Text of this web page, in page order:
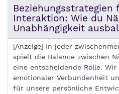
Beziehungsstrategien
Interaktion: Wie du
Unabhängigkeit
[Anzeige] In jeder
spielt die Balance zwischen
eine entscheidende Rolle.
emotionaler Verbundenheit
für unsere persönliche